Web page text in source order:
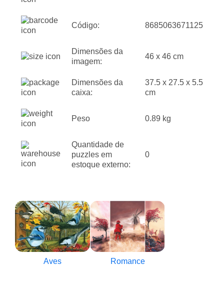
Código: 8685063671125
Dimensões da
imagem:
46 x 46 cm
Dimensões da
caixa:
37.5 x 27.5 x 5.5
cm
Peso 0.89 kg
Quantidade de
puzzles em
estoque externo:
0
Aves Romance